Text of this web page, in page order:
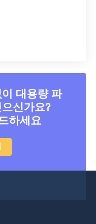
대용량 파
신가요?
하세요